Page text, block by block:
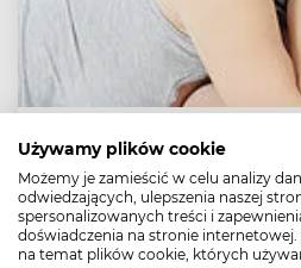
Używamy plików cookie
Możemy je zamieścić w celu analizy
odwiedzających, ulepszenia naszej
spersonalizowanych treści i
doświadczenia na stronie
na temat plików cookie, których
Chrapanie – przyczyny,
chrapanie?
Chrapie co drugi Polak i co
naraża chrapiącego na rozwój
osoba śpiąca w tym samym